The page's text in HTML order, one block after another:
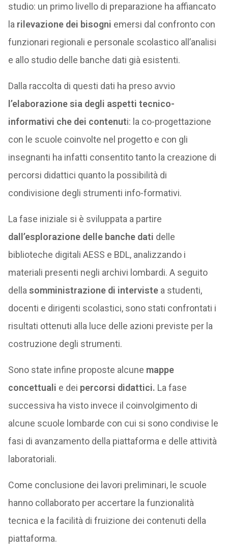
studio: un primo livello di preparazione ha affiancato
la rilevazione dei bisogni emersi dal confronto con
funzionari regionali e personale scolastico all’analisi
e allo studio delle banche dati già esistenti.
Dalla raccolta di questi dati ha preso avvio
l’elaborazione sia degli aspetti tecnico-
informativi che dei contenuti: la co-progettazione
con le scuole coinvolte nel progetto e con gli
insegnanti ha infatti consentito tanto la creazione di
percorsi didattici quanto la possibilità di
condivisione degli strumenti info-formativi.
La fase iniziale si è sviluppata a partire
dall’esplorazione delle banche dati delle
biblioteche digitali AESS e BDL, analizzando i
materiali presenti negli archivi lombardi. A seguito
della somministrazione di intervistea studenti,
docenti e dirigenti scolastici, sono stati confrontati i
risultati ottenuti alla luce delle azioni previste per la
costruzione degli strumenti.
Sono state infine proposte alcune mappe
concettuali e dei percorsi didattici. La fase
successiva ha visto invece il coinvolgimento di
alcune scuole lombarde con cui si sono condivise le
fasi di avanzamento della piattaforma e delle attività
laboratoriali.
Come conclusione dei lavori preliminari, le scuole
hanno collaborato per accertare la funzionalità
tecnica e la facilità di fruizione dei contenuti della
piattaforma.